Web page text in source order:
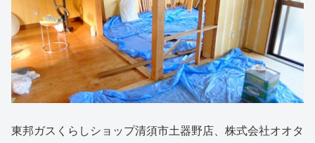
東邦ガスくらしショップ清須市土器野店、株式会社オオタ